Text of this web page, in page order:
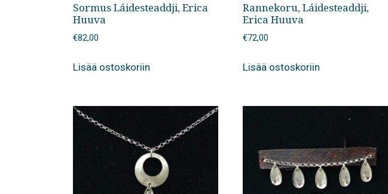
Sormus Láidesteaddji, Erica
Huuva
€82,00
Lisää ostoskoriin
Rannekoru, Láidesteaddji,
Erica Huuva
€72,00
Lisää ostoskoriin